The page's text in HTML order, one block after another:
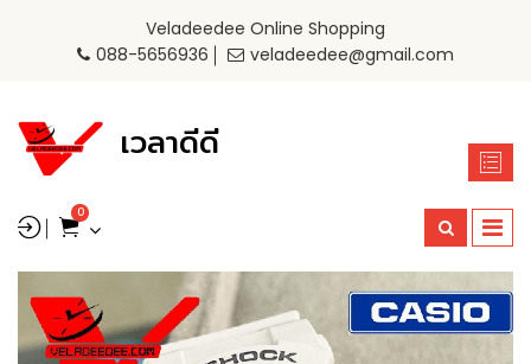
Veladeedee Online Shopping
088-5656936
veladeedee@gmail.com
เวลาดีดี
0